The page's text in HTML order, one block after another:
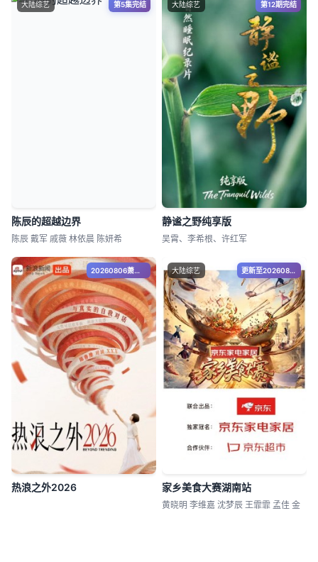
大陆综艺 第5集完结
陈辰的超越边界
陈辰 戴军 戚薇 林依晨 陈妍希
大陆综艺 第12期完结
静谧之野纯享版
吴霄、李希根、许红军
20260806萧敬腾澄清造谣落泪
热浪之外2026
大陆综艺 更新至20260809第3集
家乡美食大赛湖南站
黄晓明 李维嘉 沈梦辰 王霏霏 孟佳 金